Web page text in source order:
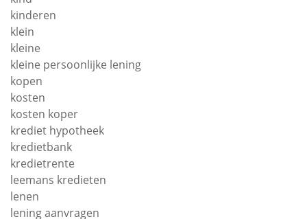
kinderen
klein
kleine
kleine persoonlijke lening
kopen
kosten
kosten koper
krediet hypotheek
kredietbank
kredietrente
leemans kredieten
lenen
lening aanvragen